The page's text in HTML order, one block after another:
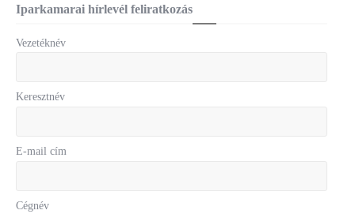
Iparkamarai hírlevél feliratkozás
Vezetéknév
Keresztnév
E-mail cím
Cégnév